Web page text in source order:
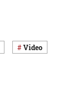
Video